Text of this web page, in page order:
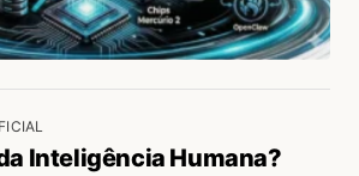
Inteligência Humana?